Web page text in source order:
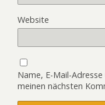
Website
Name, E-Mail-
meinen nächsten